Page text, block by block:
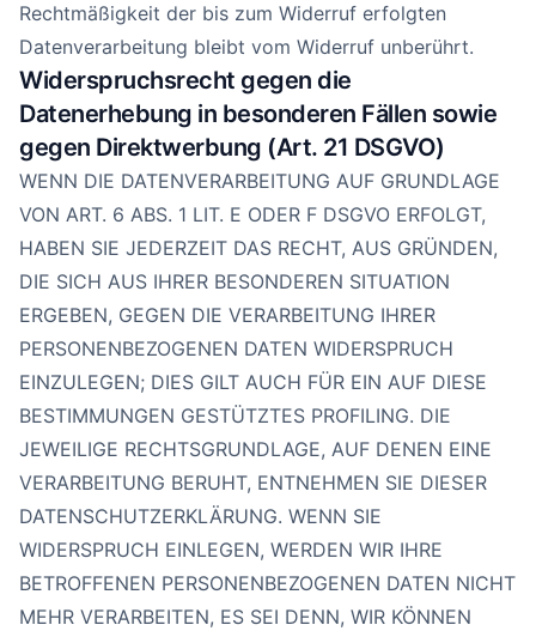
Rechtmäßigkeit der bis zum Widerruf erfolgten
Datenverarbeitung bleibt vom Widerruf unberührt.
Widerspruchsrecht gegen die
Datenerhebung in besonderen Fällen sowie
gegen Direktwerbung (Art. 21 DSGVO)
WENN DIE DATENVERARBEITUNG AUF GRUNDLAGE
VON ART. 6 ABS. 1 LIT. E ODER F DSGVO ERFOLGT,
HABEN SIE JEDERZEIT DAS RECHT, AUS GRÜNDEN,
DIE SICH AUS IHRER BESONDEREN SITUATION
ERGEBEN, GEGEN DIE VERARBEITUNG IHRER
PERSONENBEZOGENEN DATEN WIDERSPRUCH
EINZULEGEN; DIES GILT AUCH FÜR EIN AUF DIESE
BESTIMMUNGEN GESTÜTZTES PROFILING. DIE
JEWEILIGE RECHTSGRUNDLAGE, AUF DENEN EINE
VERARBEITUNG BERUHT, ENTNEHMEN SIE DIESER
DATENSCHUTZERKLÄRUNG. WENN SIE
WIDERSPRUCH EINLEGEN, WERDEN WIR IHRE
BETROFFENEN PERSONENBEZOGENEN DATEN NICHT
MEHR VERARBEITEN, ES SEI DENN, WIR KÖNNEN